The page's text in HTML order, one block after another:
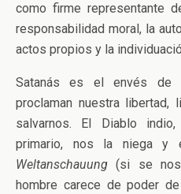
como firme representante
responsabilidad moral, la
actos propios y la
Satanás es el envés de
proclaman nuestra libertad,
salvarnos. El Diablo
primario, nos la niega y
Weltanschauung (si se
hombre carece de poder